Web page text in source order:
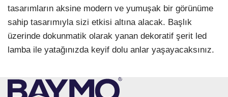
tasarımların aksine modern ve yumuşak bir görünüme
sahip tasarımıyla sizi etkisi altına alacak. Başlık
üzerinde dokunmatik olarak yanan dekoratif şerit led
lamba ile yatağınızda keyif dolu anlar yaşayacaksınız.